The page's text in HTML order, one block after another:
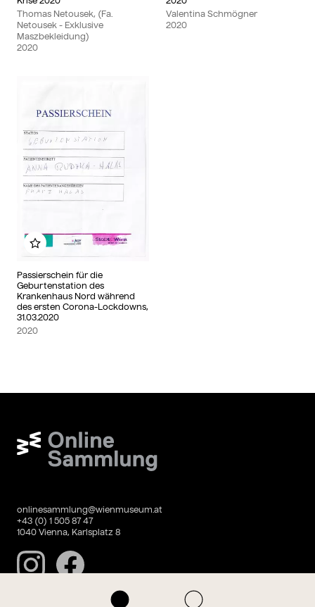
Thomas Netousek, (Fa.
Netousek - Exklusive
Maszbekleidung)
2020
Valentina Schmögner
2020
Passierschein für die
Geburtenstation des
Krankenhaus Nord während
des ersten Corona-Lockdowns,
31.03.2020
2020
Add to my album
Wien Museum Online Sammlung
onlinesammlung@wienmuseum.at
+43 (0) 1 505 87 47
1040 Vienna, Karlsplatz 8
InstagramFacebook